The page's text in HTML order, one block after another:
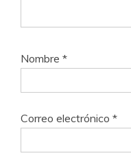
Nombre *
Correo electrónico *